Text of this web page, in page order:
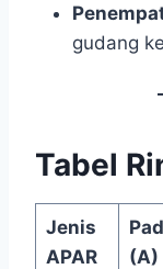
gudang
Tabel
Jenis
APAR
(A)